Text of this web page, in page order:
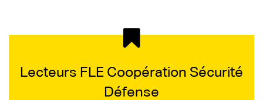
Lecteurs FLE Coopération Sécurité
Défense